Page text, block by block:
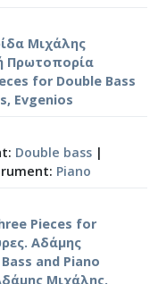
Μιχάλης
Πρωτοπορία
for Double Bass
Evgenios
Double bass |
Piano
Pieces for
Αδάμης
and Piano
Μιχάλης.